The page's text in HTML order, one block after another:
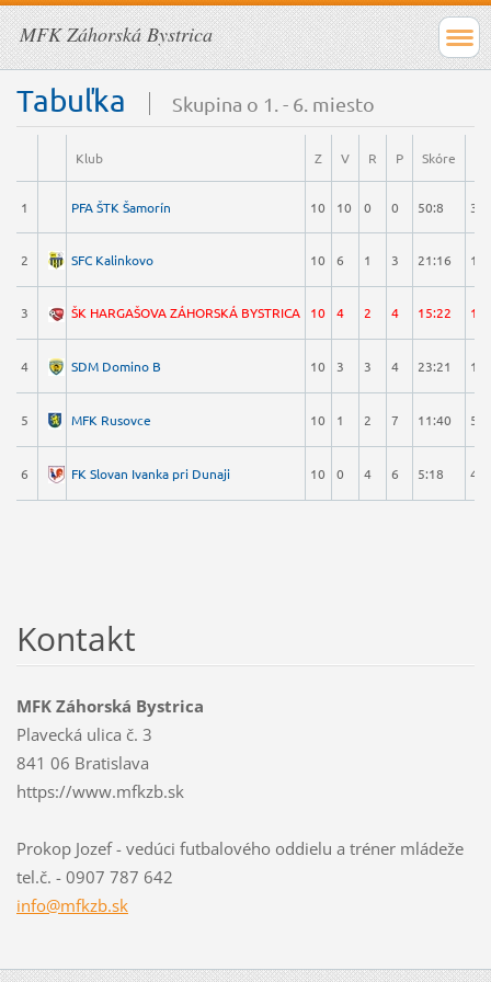
MFK Záhorská Bystrica
Tabuľka Skupina o 1. - 6. miesto
Klub Z V R P Skóre
1 PFA ŠTK Šamorín 10 10 0 0 50:8 30
2 SFC Kalinkovo 10 6 1 3 21:16 19
3 ŠK HARGAŠOVA ZÁHORSKÁ BYSTRICA 10 4 2 4 15:22 14
4 SDM Domino B 10 3 3 4 23:21 12
5 MFK Rusovce 10 1 2 7 11:40 5
6 FK Slovan Ivanka pri Dunaji 10 0 4 6 5:18 4
Kontakt
MFK Záhorská Bystrica
Plavecká ulica č. 3
841 06 Bratislava
https://www.mfkzb.sk
Prokop Jozef - vedúci futbalového oddielu a tréner mládeže
tel.č. - 0907 787 642
info@mfkzb.sk